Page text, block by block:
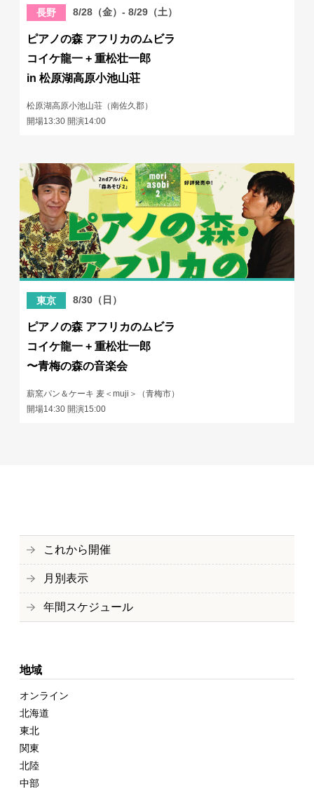
長野 8/28（金）- 8/29（土）
ピアノの森 アフリカのムビラ
コイケ龍一 + 重松壮一郎
in 松原湖高原小池山荘
松原湖高原小池山荘（南佐久郡）
開場13:30 開演14:00
東京 8/30（日）
ピアノの森 アフリカのムビラ
コイケ龍一 + 重松壮一郎
〜青梅の森の音楽会
薪窯パン＆ケーキ 麦＜muji＞（青梅市）
開場14:30 開演15:00
これから開催
月別表示
年間スケジュール
地域
オンライン
北海道
東北
関東
北陸
中部